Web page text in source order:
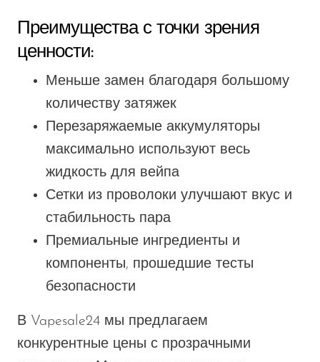
Преимущества с точки зрения
ценности:
Меньше замен благодаря большому
количеству затяжек
Перезаряжаемые аккумуляторы
максимально используют весь
жидкость для вейпа
Сетки из проволоки улучшают вкус и
стабильность пара
Премиальные ингредиенты и
компоненты, прошедшие тесты
безопасности
В Vapesale24 мы предлагаем
конкурентные цены с прозрачными